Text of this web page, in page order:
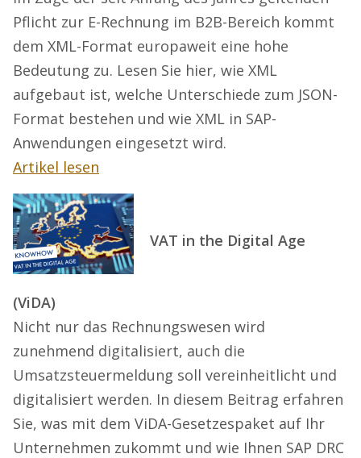
Pflicht zur E-Rechnung im B2B-Bereich kommt
dem XML-Format europaweit eine hohe
Bedeutung zu. Lesen Sie hier, wie XML
aufgebaut ist, welche Unterschiede zum JSON-
Format bestehen und wie XML in SAP-
Anwendungen eingesetzt wird.
Artikel lesen
VAT in the Digital Age
(ViDA)
Nicht nur das Rechnungswesen wird
zunehmend digitalisiert, auch die
Umsatzsteuermeldung soll vereinheitlicht und
digitalisiert werden. In diesem Beitrag erfahren
Sie, was mit dem ViDA-Gesetzespaket auf Ihr
Unternehmen zukommt und wie Ihnen SAP DRC